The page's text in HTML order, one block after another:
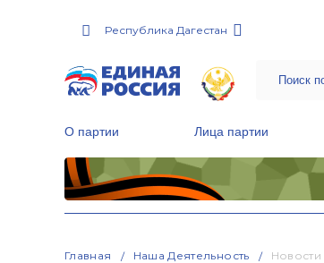
Республика Дагестан
О партии Лица партии
Главная Наша Деятельность Новости